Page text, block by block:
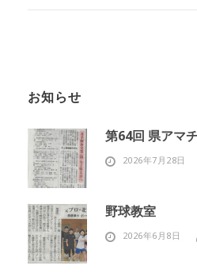
お知らせ
第64回 県アマ
2026年7月28日
野球教室
2026年6月8日